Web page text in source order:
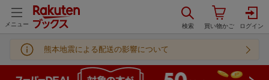
メニュー
熊本地震による配送の影響について